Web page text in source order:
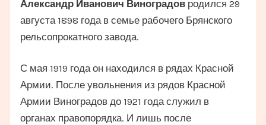
Александр Иванович Виноградов родился 29
августа 1898 года в семье рабочего Брянского
рельсопрокатного завода.
С мая 1919 года он находился в рядах Красной
Армии. После увольнения из рядов Красной
Армии Виноградов до 1921 года служил в
органах правопорядка. И лишь после